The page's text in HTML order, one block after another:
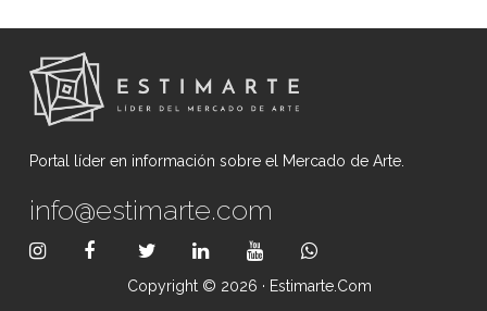
Portal líder en información sobre el Mercado de Arte.
info@estimarte.com
Copyright © 2026 · Estimarte.com